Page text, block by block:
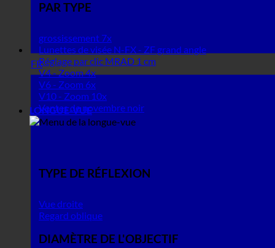
FR
PAR TYPE
grossissement 7x
Lunettes de visée N-FX - ZF grand angle
Réglage par clic MRAD 1 cm
V4 - Zoom 4x
V6 - Zoom 6x
V10 - Zoom 10x
Ventes de novembre noir
LONGUE-VUE
TYPE DE RÉFLEXION
Vue droite
Regard oblique
DIAMÈTRE DE L'OBJECTIF